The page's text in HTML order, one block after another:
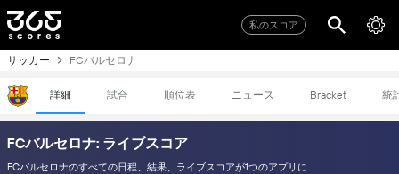
私のスコア
サッカー FCバルセロナ
詳細 試合 順位表 ニュース Bracket 統
FCバルセロナ: ライブスコア
FCバルセロナのすべての日程、結果、ライブスコアが1つのアプリに